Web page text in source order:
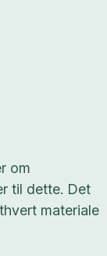
om
til dette. Det
materiale